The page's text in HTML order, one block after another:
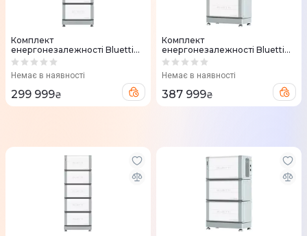
Комплект
енергонезалежності Bluetti
EP600+B500X3 (14880
Немає в наявності
299 999₴
Комплект
енергонезалежності Bluetti
EP600+B500X2 (9920
Немає в наявності
387 999₴